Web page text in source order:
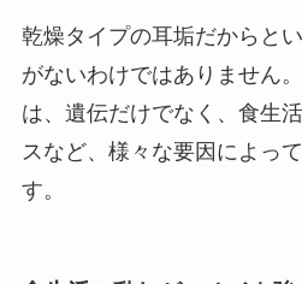
乾燥タイプの耳垢だからと
がないわけではありません
は、遺伝だけでなく、食生
スなど、様々な要因によっ
す。